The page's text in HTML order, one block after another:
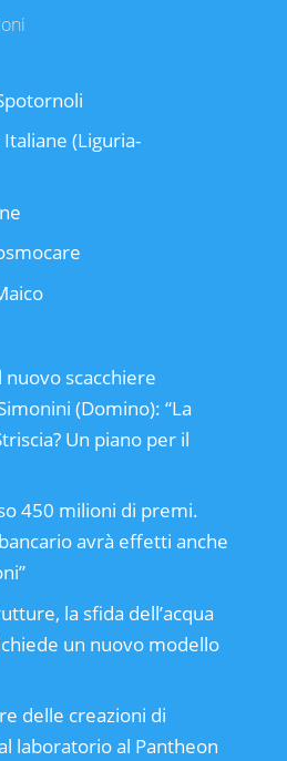
(Liguria-
nuovo scacchiere
(Domino): “La
Un piano per il
450 milioni di premi.
avrà effetti anche
la sfida dell’acqua
un nuovo modello
delle creazioni di
laboratorio al Pantheon